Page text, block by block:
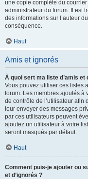
une copie complète du
administrateur du forum. Il est
des informations sur l’auteur
conséquence.
Haut
Amis et ignorés
À quoi sert ma liste d’amis et
Vous pouvez utiliser ces listes
forum. Les membres ajoutés à
de contrôle de l’utilisateur afin
leur envoyer des messages
par ces utilisateurs peuvent
ajoutez un utilisateur à votre
seront masqués par défaut.
Haut
Comment puis-je ajouter ou
et d’ignorés ?